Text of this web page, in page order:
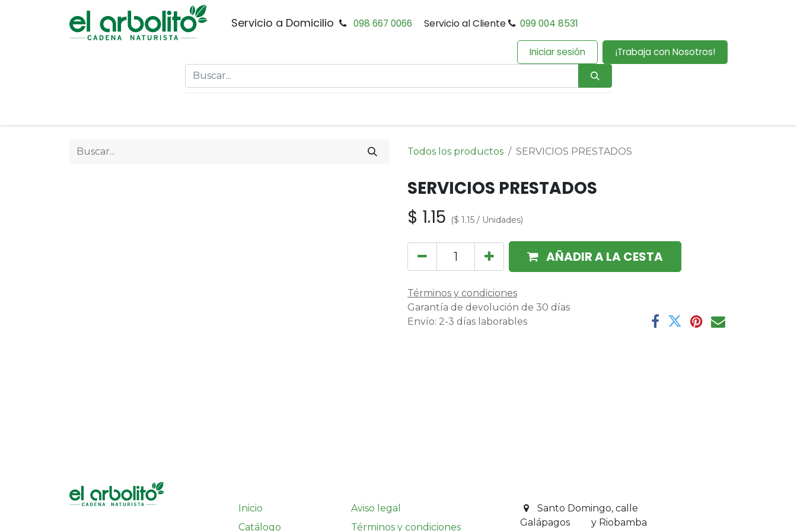
Servicio a Domicilio 098 667 0066 Servicio al Cliente 099 004 8531
Iniciar sesión ¡Trabaja con Nosotros!
Todos los productos SERVICIOS PRESTADOS
SERVICIOS PRESTADOS
$ 1.15 ($ 1.15 / Unidades)
AÑADIR A LA CESTA
Términos y condiciones
Garantía de devolución de 30 días
Envío: 2-3 días laborables
Inicio
Catálogo
Aviso legal
Términos y condiciones
Santo Domingo, calle
Galápagos y Riobamba